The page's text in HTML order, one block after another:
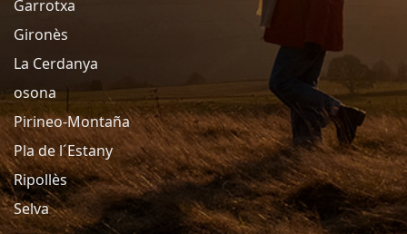
Garrotxa
Gironès
La Cerdanya
osona
Pirineo-Montaña
Pla de l´Estany
Ripollès
Selva